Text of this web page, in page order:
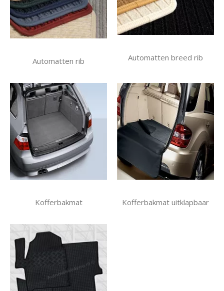
Automatten rib Automatten breed rib
Kofferbakmat Kofferbakmat uitklapbaar